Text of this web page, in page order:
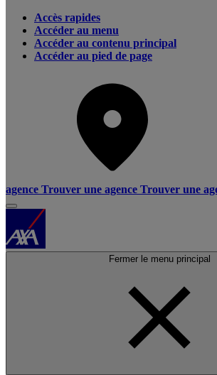
Accès rapides
Accéder au menu
Accéder au contenu principal
Accéder au pied de page
agence Trouver une agence Trouver une
Fermer le menu principal